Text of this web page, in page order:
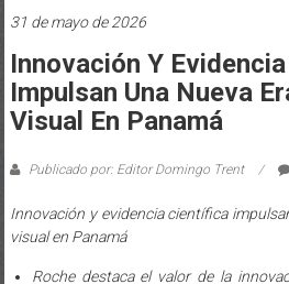
31 de mayo de 2026
Innovación Y
Impulsan Una Nueva
Visual En Panamá
Publicado por: Editor Domingo Trent
Innovación y evidencia científica
visual en Panamá
Roche destaca el valor de la